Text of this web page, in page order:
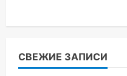
СВЕЖИЕ ЗАПИСИ